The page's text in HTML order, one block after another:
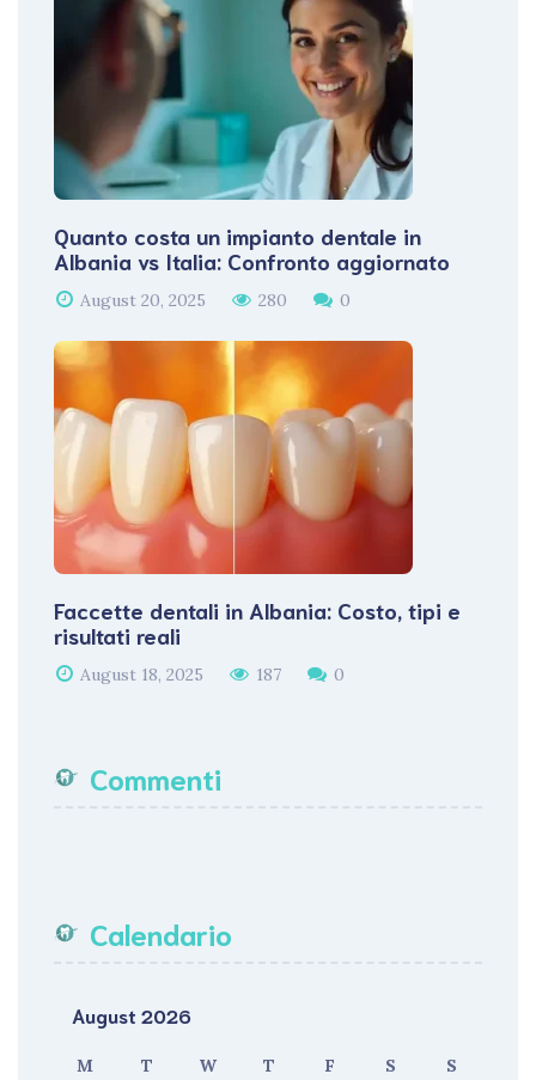
Quanto costa un impianto dentale in
Albania vs Italia: Confronto aggiornato
August 20, 2025 280 0
Faccette dentali in Albania: Costo, tipi e
risultati reali
August 18, 2025 187 0
Commenti
Calendario
August 2026
M T W T F S S